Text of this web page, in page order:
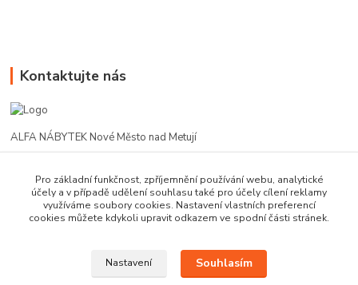
Kontaktujte nás
ALFA NÁBYTEK Nové Město nad Metují
602 412 331
alfanm@seznam.cz
Pro základní funkčnost, zpříjemnění používání webu, analytické
účely a v případě udělení souhlasu také pro účely cílení reklamy
využíváme soubory cookies. Nastavení vlastních preferencí
cookies můžete kdykoli upravit odkazem ve spodní části stránek.
Nastavení Souhlasím